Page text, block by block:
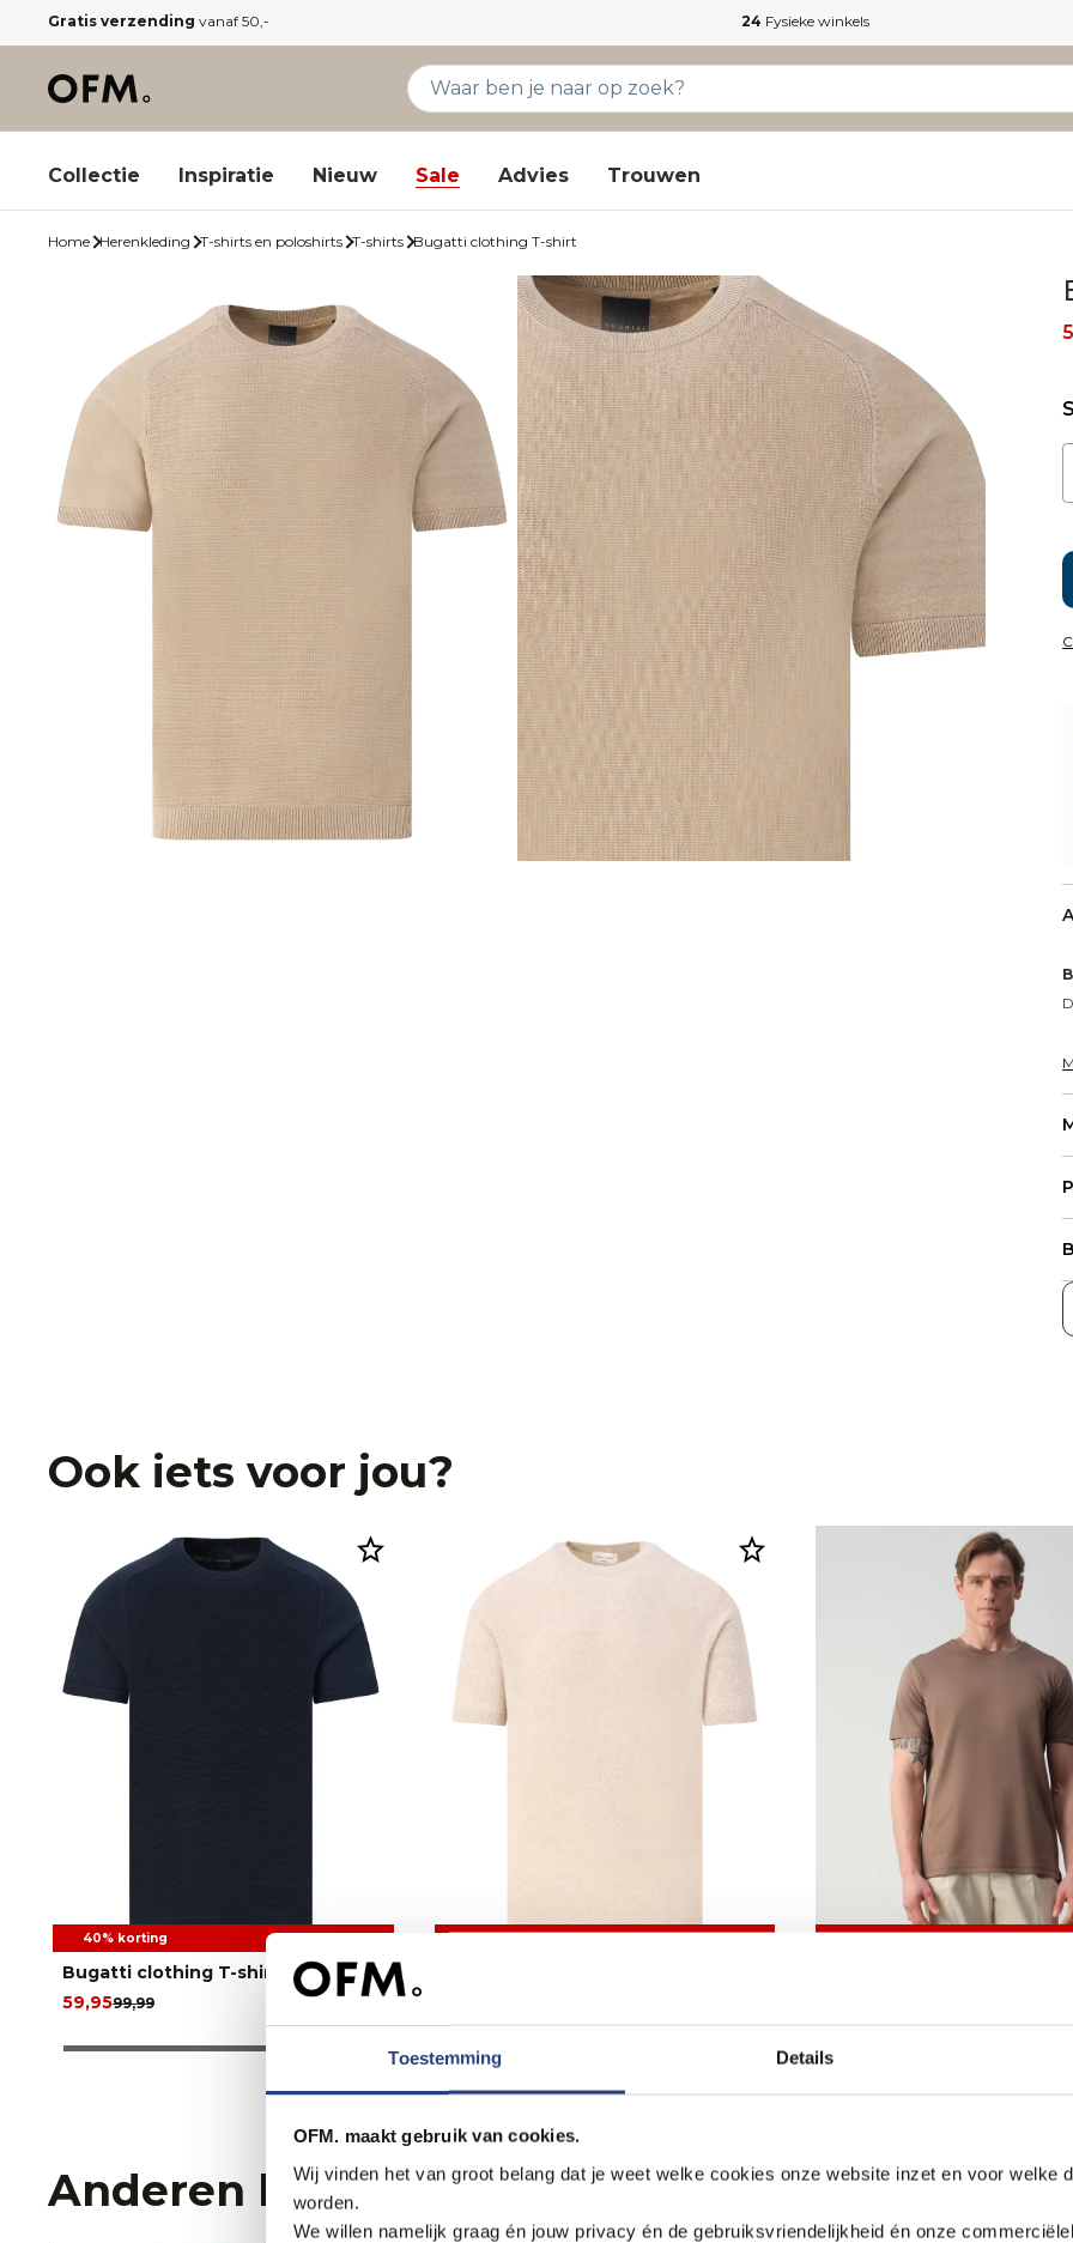
Toestemming Details
OFM. maakt gebruik van cookies.
Wij vinden het van groot belang dat je weet welke cookies onze website inzet en voor welke
worden.
We willen namelijk graag én jouw privacy én de gebruiksvriendelijkheid én onze
Gratis verzending vanaf 50,- 24 Fysieke winkels
Collectie Inspiratie Nieuw Sale Advies Trouwen
Home Herenkleding T-shirts en poloshirts T-shirts Bugatti clothing T-shirt
Ook iets voor jou?
40% korting
Bugatti clothing T-shirt
99,99
59,95
40% korting 30% korting
Anderen bekeken ook